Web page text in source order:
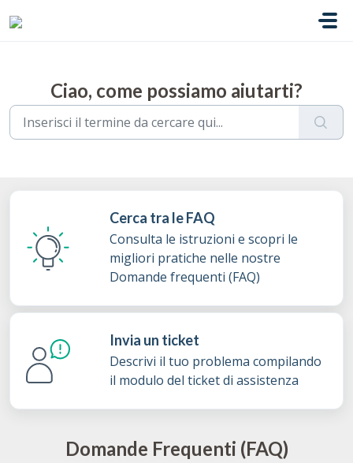
Ciao, come possiamo aiutarti?
Cerca tra le FAQ
Consulta le istruzioni e scopri le
migliori pratiche nelle nostre
Domande frequenti (FAQ)
Invia un ticket
Descrivi il tuo problema compilando
il modulo del ticket di assistenza
Domande Frequenti (FAQ)